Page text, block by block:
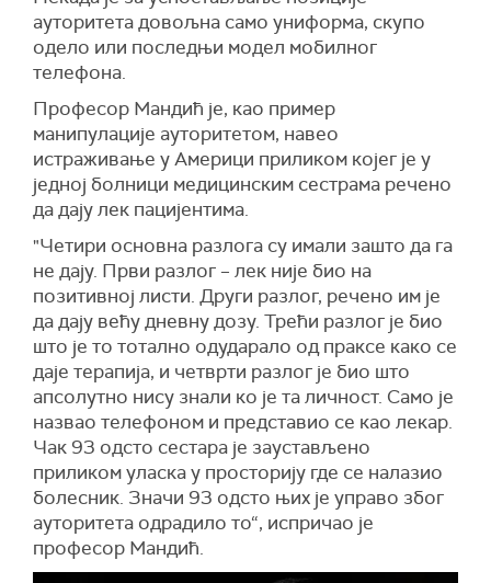
ауторитета довољна само униформа, скупо
одело или последњи модел мобилног
телефона.
Професор Мандић је, као пример
манипулације ауторитетом, навео
истраживање у Америци приликом којег је у
једној болници медицинским сестрама речено
да дају лек пацијентима.
"Четири основна разлога су имали зашто да га
не дају. Први разлог – лек није био на
позитивној листи. Други разлог, речено им је
да дају већу дневну дозу. Трећи разлог је био
што је то тотално одударало од праксе како се
даје терапија, и четврти разлог је био што
апсолутно нису знали ко је та личност. Само је
назвао телефоном и представио се као лекар.
Чак 93 одсто сестара је заустављено
приликом уласка у просторију где се налазио
болесник. Значи 93 одсто њих је управо због
ауторитета одрадило то“, испричао је
професор Мандић.